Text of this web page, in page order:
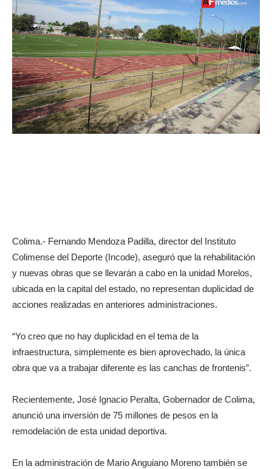
Colima.- Fernando Mendoza Padilla, director del Instituto
Colimense del Deporte (Incode), aseguró que la rehabilitación
y nuevas obras que se llevarán a cabo en la unidad Morelos,
ubicada en la capital del estado, no representan duplicidad de
acciones realizadas en anteriores administraciones.
“Yo creo que no hay duplicidad en el tema de la
infraestructura, simplemente es bien aprovechado, la única
obra que va a trabajar diferente es las canchas de frontenis”.
Recientemente, José Ignacio Peralta, Gobernador de Colima,
anunció una inversión de 75 millones de pesos en la
remodelación de esta unidad deportiva.
En la administración de Mario Anguiano Moreno también se